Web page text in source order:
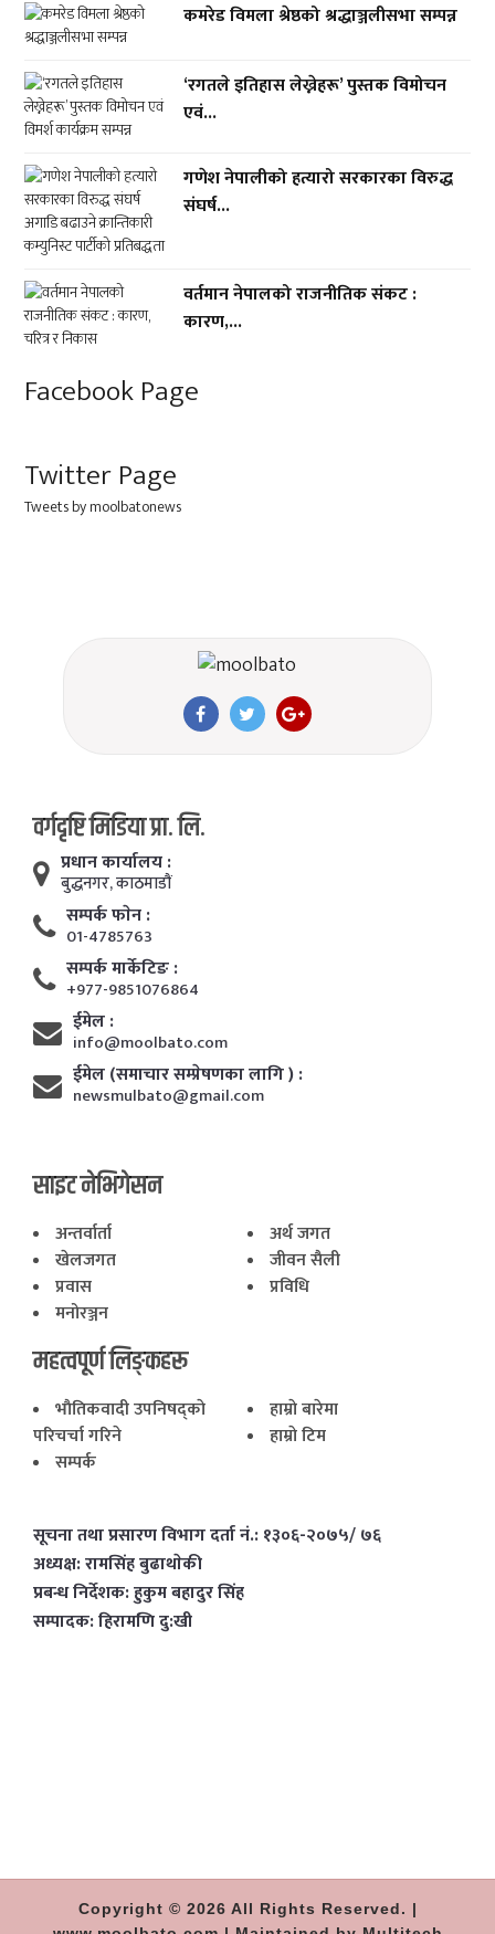
कमरेड विमला श्रेष्ठको श्रद्धाञ्जलीसभा सम्पन्न
‘रगतले इतिहास लेख्नेहरू’ पुस्तक विमोचन
एवं...
गणेश नेपालीको हत्यारो सरकारका विरुद्ध
संघर्ष...
वर्तमान नेपालको राजनीतिक संकट :
कारण,...
Facebook Page
Twitter Page
Tweets by moolbatonews
वर्गदृष्टि मिडिया प्रा. लि.
प्रधान कार्यालय :
बुद्धनगर, काठमाडाैं
सम्पर्क फाेन :
01-4785763
सम्पर्क मार्केटिङ :
+977-9851076864
ईमेल :
info@moolbato.com
ईमेल (समाचार सम्प्रेषणका लागि ) :
newsmulbato@gmail.com
साइट नेभिगेसन
अन्तर्वार्ता
अर्थ जगत
खेलजगत
जीवन सैली
प्रवास
प्रविधि
मनोरञ्जन
महत्वपूर्ण लिङ्कहरू
भाैतिकवादी उपनिषद्काे
परिचर्चा गरिने
हाम्राे बारेमा
हाम्राे टिम
सम्पर्क
सूचना तथा प्रसारण विभाग दर्ता नं.: १३०६-२०७५/ ७६
अध्यक्ष: रामसिंह बुढाथाेकी
प्रबन्ध निर्देशक: हुकुम बहादुर सिंह
सम्पादक: हिरामणि दु:खी
Copyright © 2026 All Rights Reserved. |